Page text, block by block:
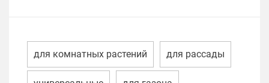
для комнатных растений для рассады